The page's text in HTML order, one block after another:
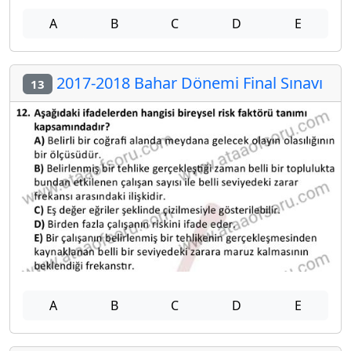
A B C D E
13 2017-2018 Bahar Dönemi Final Sınavı
A B C D E